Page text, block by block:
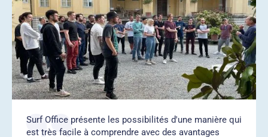
Surf Office présente les possibilités d'une manière qui
est très facile à comprendre avec des avantages